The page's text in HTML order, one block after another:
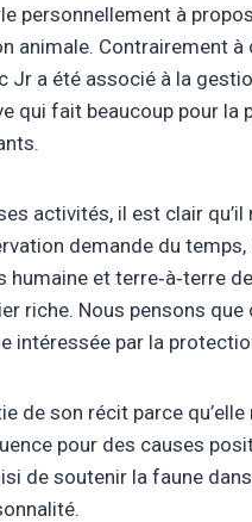
personnellement à propos
animale. Contrairement
Jr a été associé à la
qui fait beaucoup pour
activités, il est clair
demande du
et terre‑à‑terre
riche. Nous pensons que
intéressée par la
de son récit parce
pour des causes
de soutenir la faune